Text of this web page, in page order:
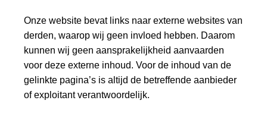
Onze website bevat links naar externe websites van
derden, waarop wij geen invloed hebben. Daarom
kunnen wij geen aansprakelijkheid aanvaarden
voor deze externe inhoud. Voor de inhoud van de
gelinkte pagina’s is altijd de betreffende aanbieder
of exploitant verantwoordelijk.